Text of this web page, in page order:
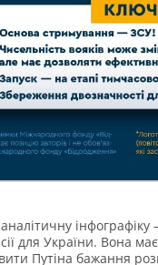
для України. Вона
Путіна бажання